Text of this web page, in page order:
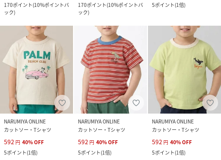
170ポイント(10%ポイントバ
ック)
170ポイント(10%ポイントバ
ック)
5ポイント(1倍)
NARUMIYA ONLINE
カットソー・Tシャツ
592 円 40%OFF
5ポイント(1倍)
NARUMIYA ONLINE
カットソー・Tシャツ
592 円 40%OFF
5ポイント(1倍)
NARUMIYA ONLINE
カットソー・Tシャツ
592 円 40%OFF
5ポイント(1倍)